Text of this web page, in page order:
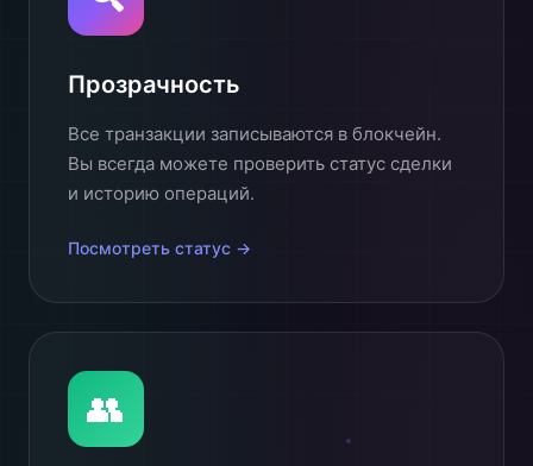
Прозрачность
Все транзакции записываются в блокчейн.
Вы всегда можете проверить статус сделки
и историю операций.
Посмотреть статус →
👥